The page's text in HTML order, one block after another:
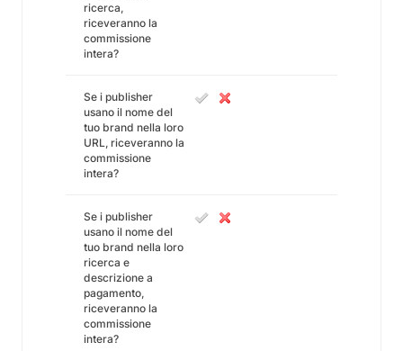
ricerca,
riceveranno la
commissione
intera?
Se i publisher
usano il nome del
tuo brand nella loro
URL, riceveranno la
commissione
intera?
Se i publisher
usano il nome del
tuo brand nella loro
ricerca e
descrizione a
pagamento,
riceveranno la
commissione
intera?